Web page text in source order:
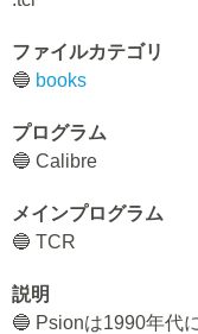
ファイルカテゴリ
🔵 books
プログラム
🔵 Calibre
メインプログラム
🔵 TCR
説明
🔵 Psionは1990年代